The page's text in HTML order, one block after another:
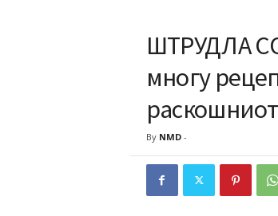
ШТРУДЛА
многу
By NMD-